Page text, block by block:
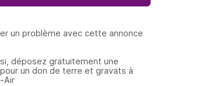
un problème avec cette annonce
déposez gratuitement une
un don de terre et gravats à
Air